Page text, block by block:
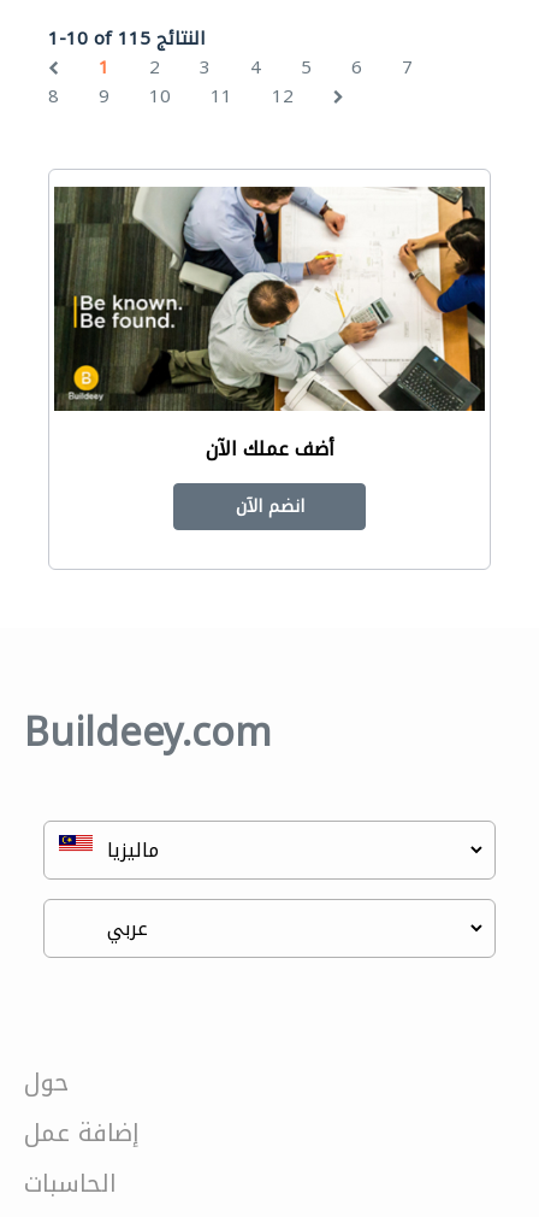
1-10 of 115 النتائج
1
2 3 4 5 6
7
8
9 10 11 12
أضف عملك الآن
انضم الآن
Buildeey.com
حول
إضافة عمل
الحاسبات